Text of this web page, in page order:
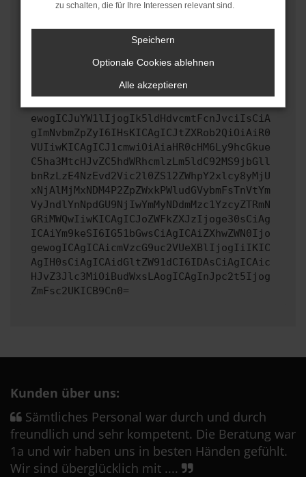
Wende dich an den Webseitenbetreiber.
Wenn du alle oben genannten Schritte versucht hast,
kontaktiere uns bitte. Wir werden versuchen, das
Problem zu beheben. Du kannst uns diesen Text
schicken, um uns bei der Fehlersuche zu
ewogICJuYW1lIjogIk5ldHdvcmtFcnJvciIsCiA
gImNvbmZpZyI6IHsKICAgICJtZXRob2QiOiAiR0
VUIiwKICAgICJ1cmwiOiAiaHR0cHM6Ly9hcGkue
C5ha3MtcHJvZC5hdWRhcmlzLm5ldC92MS9jbGll
bnRzLzE4NzEvd2Vic2l0ZS12ZWhpY2xlcy8yMjU
xNjAlMjMxNDM4P2ZpZWxkPWludGVybmFsTnVtYm
VyJndlYnNpdGU9NjIwYmMyNDdmMzc1YzcyZTRmN
GRiMWQwIiwKICAgICJoZWFkZXJzIjoge30sCiAg
ICAiYm9keSI6IG51bGwsCiAgICAiZXhwZWN0Ijo
gewogICAgICAicmVzcG9uc2VUeXBlIjogIiIKIC
AgIH0sCiAgICAidGltZW91dCI6IDAsCiAgICAic
HJvZ3Jlc3MiOiBudWxsLAogICAgInJpc2t5Ijog
ZmFsc2UKICB9Cn0=
Kunden über uns:
Sämtliches Personal war durch und durch
freundlich und sehr kompetent. Die Beratung war
1a und wir haben uns in besten Händen gefühlt.
Wir sind überglücklich mit ....
zu schalten, die für Ihre Interessen relevant sind.
Speichern
Optionale Cookies ablehnen
Alle akzeptieren